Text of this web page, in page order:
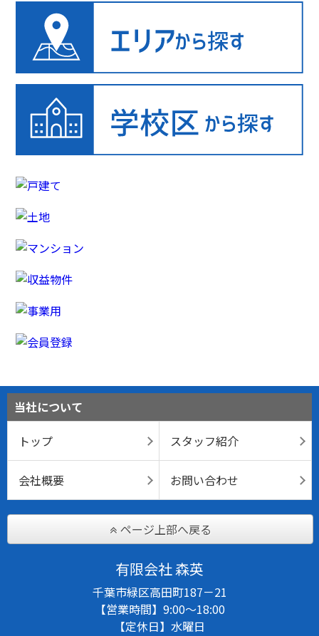
当社について
トップ
スタッフ紹介
会社概要 お問い合わせ
ページ上部へ戻る
有限会社 森英
千葉市緑区高田町187－21
【営業時間】9:00～18:00
【定休日】水曜日